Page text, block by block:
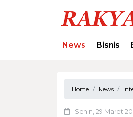
News Bisnis
Home News
Senin, 29 Maret